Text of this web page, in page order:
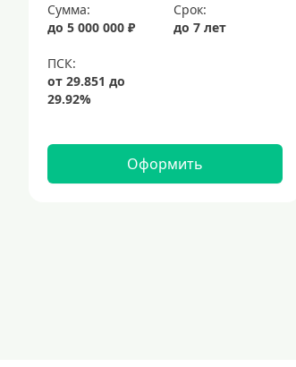
Сумма:
до 5 000 000 ₽
Срок:
до 7 лет
Оформить